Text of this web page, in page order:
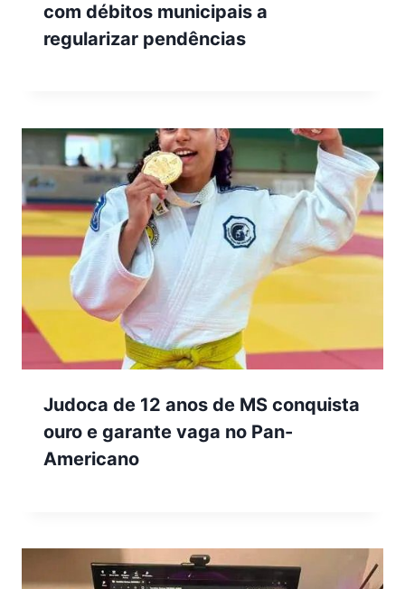
com débitos municipais a
regularizar pendências
Judoca de 12 anos de MS conquista
ouro e garante vaga no Pan-
Americano